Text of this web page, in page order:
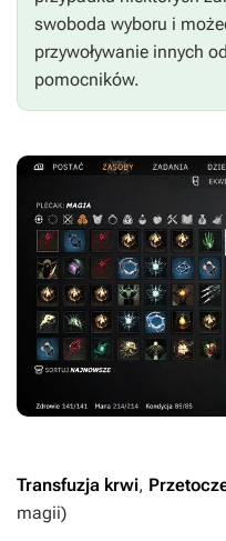
swoboda wyboru i
przywoływanie innych
pomocników.
Transfuzja krwi,
magii)